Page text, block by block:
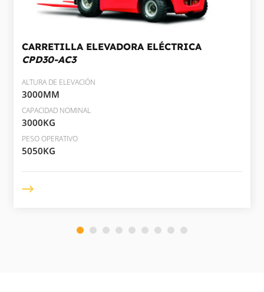
CARRETILLA ELEVADORA ELÉCTRICA
CPD30-AC3
ALTURA DE ELEVACIÓN
3000MM
CAPACIDAD NOMINAL
3000KG
PESO OPERATIVO
5050KG